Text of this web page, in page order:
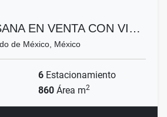
EN VENTA CON VI…
de México, México
6 Estacionamiento
860 Área m2